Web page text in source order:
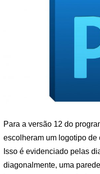
Para a versão 12 do
escolheram um logotipo de
Isso é evidenciado pelas
diagonalmente, uma